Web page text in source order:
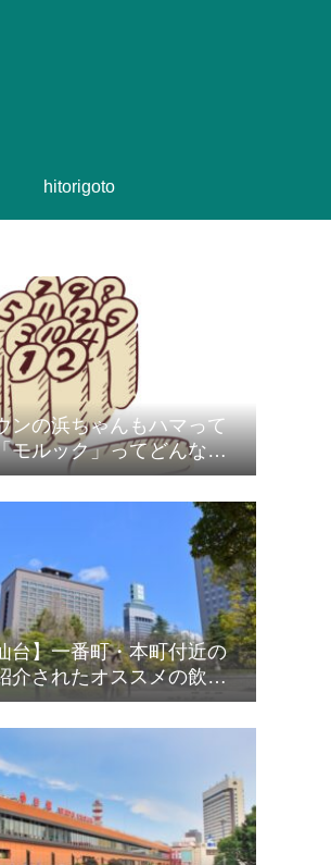
hitorigoto
ンの浜ちゃんもハマって
モルック」ってどんなス
台】一番町・本町付近の
介されたオススメの飲食